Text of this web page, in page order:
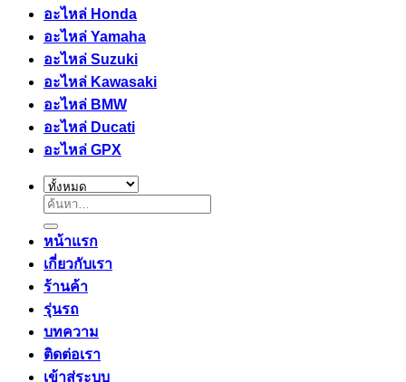
อะไหล่ Honda
อะไหล่ Yamaha
อะไหล่ Suzuki
อะไหล่ Kawasaki
อะไหล่ BMW
อะไหล่ Ducati
อะไหล่ GPX
ค้นหา:
หน้าแรก
เกี่ยวกับเรา
ร้านค้า
รุ่นรถ
บทความ
ติดต่อเรา
เข้าสู่ระบบ